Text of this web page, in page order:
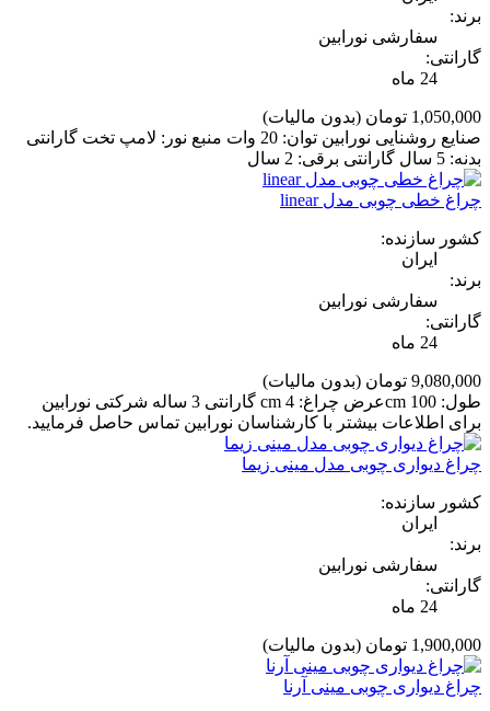
برند:
سفارشی نورابین
گارانتی:
24 ماه
1,050,000 تومان
(بدون مالیات)
صنایع روشنایی نورابین توان: 20 وات منبع نور: لامپ تخت گارانتی
بدنه: 5 سال گارانتی برقی: 2 سال
چراغ خطی چوبی مدل linear
کشور سازنده:
ایران
برند:
سفارشی نورابین
گارانتی:
24 ماه
9,080,000 تومان
(بدون مالیات)
طول: 100 cmعرض چراغ: 4 cm گارانتی 3 ساله شرکتی نورابین
برای اطلاعات بیشتر با کارشناسان نورابین تماس حاصل فرمایید.
چراغ دیواری چوبی مدل مینی زیما
کشور سازنده:
ایران
برند:
سفارشی نورابین
گارانتی:
24 ماه
1,900,000 تومان (بدون مالیات)
چراغ دیواری چوبی مینی آرنا